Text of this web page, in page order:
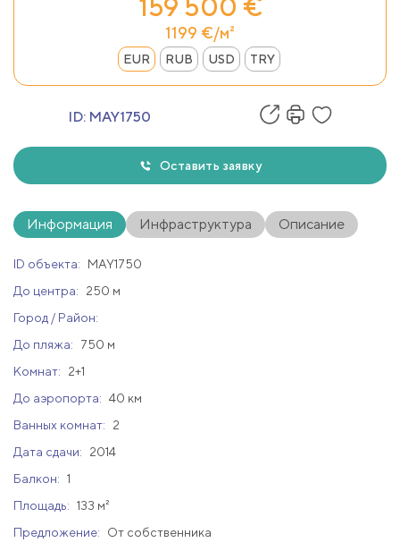
1199 €/м²
EUR RUB USD TRY
ID: MAY1750
Оставить заявку
Информация Инфраструктура Описание
ID объекта:
MAY1750
До центра:
250 м
Город / Район:
До пляжа:
750 м
Комнат:
2+1
До аэропорта: 40 км
Ванных комнат:
2
Дата сдачи:
2014
Балкон: 1
Площадь: 133 м²
Предложение:
От собственника